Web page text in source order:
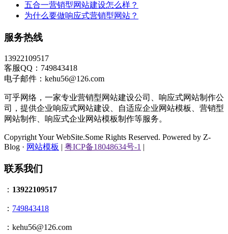
五合一营销型网站建设怎么样？
为什么要做响应式营销型网站？
服务热线
13922109517
客服QQ：749843418
电子邮件：kehu56@126.com
可乎网络，一家专业营销型网站建设公司、响应式网站制作公
司，提供企业响应式网站建设、自适应企业网站模板、营销型
网站制作、响应式企业网站模板制作等服务。
Copyright Your WebSite.Some Rights Reserved. Powered by Z-
Blog · 网站模板 | 粤ICP备18048634号-1 |
联系我们
： 13922109517
： 749843418
：kehu56@126.com